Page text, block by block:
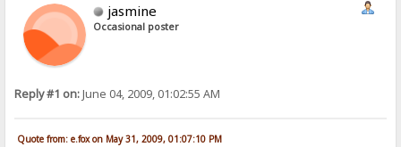
jasmine
Occasional poster
Reply #1 on:June 04, 2009, 01:02:55 AM
Quote from: e.fox on May 31, 2009, 01:07:10 PM